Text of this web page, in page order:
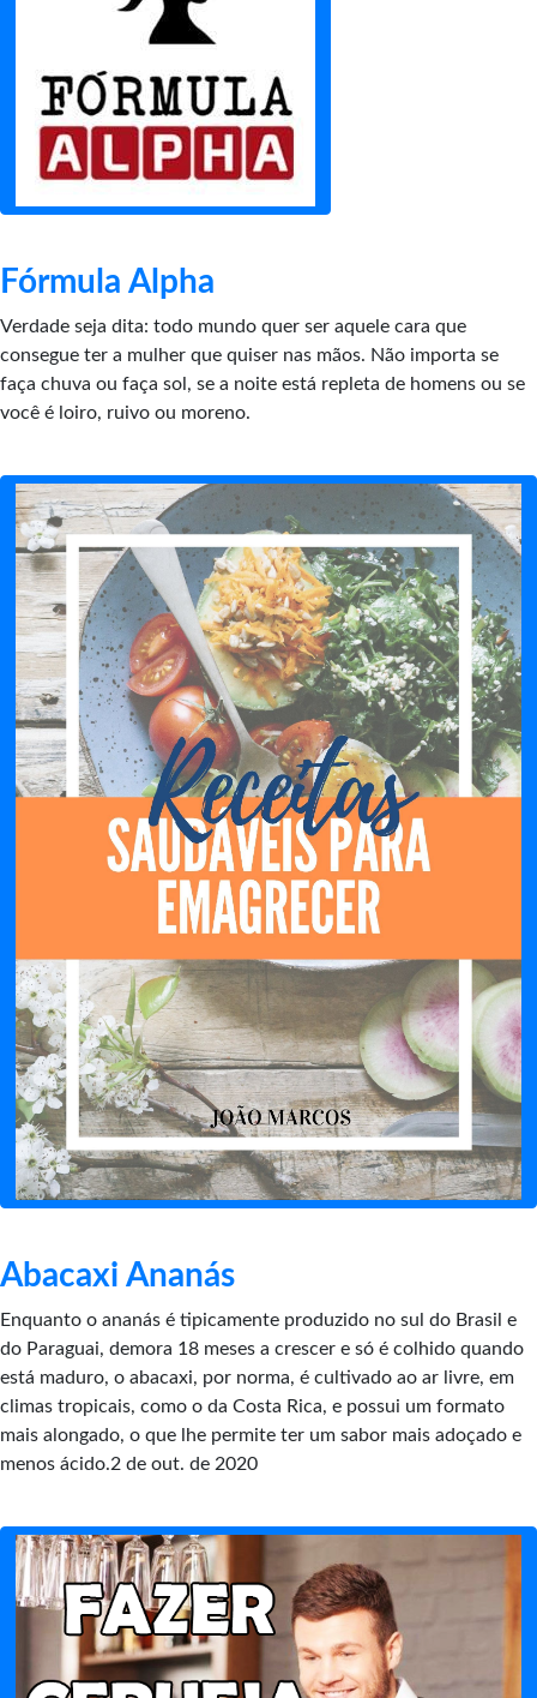
Fórmula Alpha
Verdade seja dita: todo mundo quer ser aquele cara que
consegue ter a mulher que quiser nas mãos. Não importa se
faça chuva ou faça sol, se a noite está repleta de homens ou se
você é loiro, ruivo ou moreno.
Abacaxi Ananás
Enquanto o ananás é tipicamente produzido no sul do Brasil e
do Paraguai, demora 18 meses a crescer e só é colhido quando
está maduro, o abacaxi, por norma, é cultivado ao ar livre, em
climas tropicais, como o da Costa Rica, e possui um formato
mais alongado, o que lhe permite ter um sabor mais adoçado e
menos ácido.2 de out. de 2020